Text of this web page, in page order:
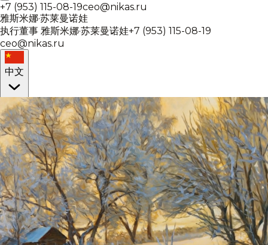
+7 (953) 115-08-19ceo@nikas.ru
雅斯米娜·苏莱曼诺娃
执行董事 雅斯米娜·苏莱曼诺娃+7 (953) 115-08-19
ceo@nikas.ru
中文